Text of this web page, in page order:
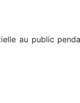
au public